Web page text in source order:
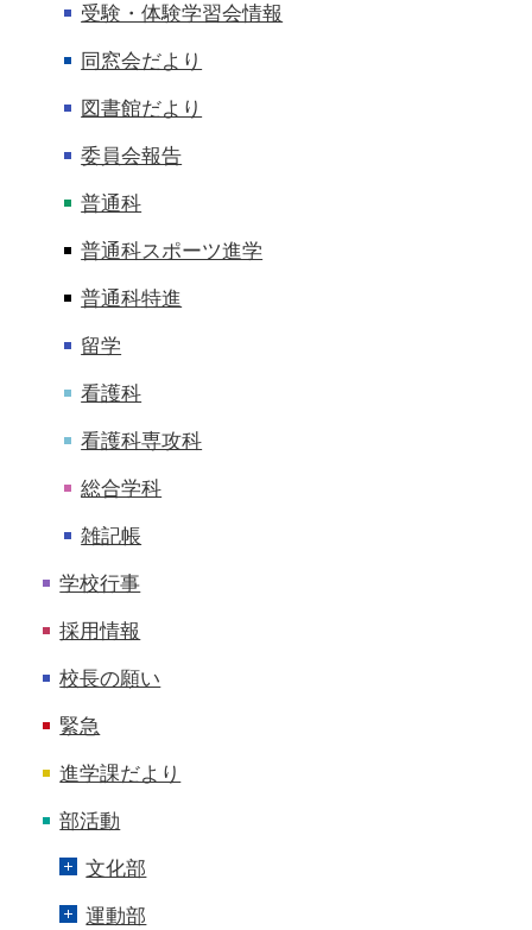
受験・体験学習会情報
同窓会だより
図書館だより
委員会報告
普通科
普通科スポーツ進学
普通科特進
留学
看護科
看護科専攻科
総合学科
雑記帳
学校行事
採用情報
校長の願い
緊急
進学課だより
部活動
文化部
運動部